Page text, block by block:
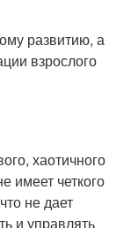
развитию, а
взрослого
хаотичного
имеет четкого
не дает
и управлять